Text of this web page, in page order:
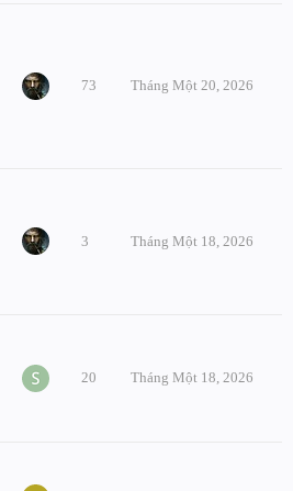
73 Tháng Một 20, 2026
3 Tháng Một 18, 2026
20 Tháng Một 18, 2026